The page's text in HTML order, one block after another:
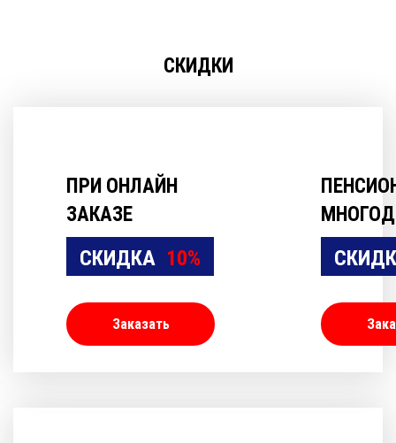
СКИДКИ
ПРИ ОНЛАЙН
ЗАКАЗЕ
СКИДКА 10%
Заказать